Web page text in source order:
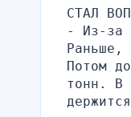
СТАЛ
- Из-за
Раньше,
Потом
тонн. В